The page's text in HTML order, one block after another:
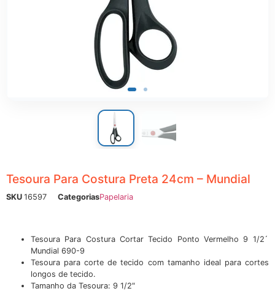
Tesoura Para Costura Preta 24cm – Mundial
SKU 16597 CategoriasPapelaria
Tesoura Para Costura Cortar Tecido Ponto Vermelho 9 1/2 ́
Mundial 690-9
Tesoura para corte de tecido com tamanho ideal para cortes
longos de tecido.
Tamanho da Tesoura: 9 1/2″